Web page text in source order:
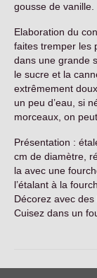
gousse de vanille.
Elaboration du
faites tremper les
dans une grande
le sucre et la
extrêmement
un peu d’eau, si
morceaux, on
Présentation :
cm de diamètre,
la avec une
l’étalant à la
Décorez avec
Cuisez dans un